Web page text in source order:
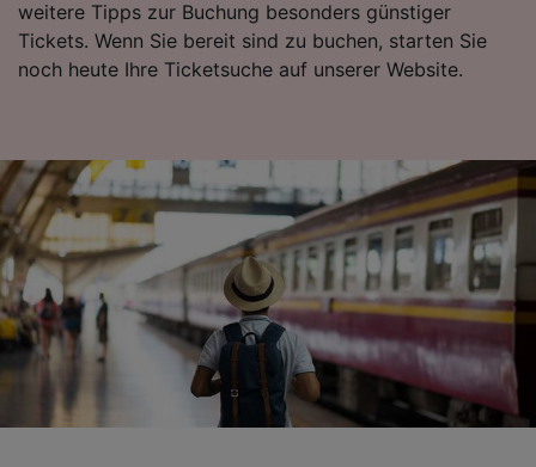
weitere Tipps zur Buchung besonders günstiger
Tickets. Wenn Sie bereit sind zu buchen, starten Sie
noch heute Ihre Ticketsuche auf unserer Website.
Folgendes bereitzustellen:
Verwendung genauer Standortdaten.
Endgeräteeigenschaften zur Identifikation
von Werbeleistung und der Performance von
Inhalten, Zielgruppenforschung sowie
Entwicklung und Verbesserung von
Angeboten.
Liste der Partner (Lieferanten)